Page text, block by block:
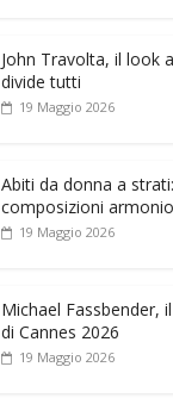
John Travolta, il look
divide tutti
19 Maggio 2026
Abiti da donna a
composizioni
19 Maggio 2026
Michael Fassbender,
di Cannes 2026
19 Maggio 2026